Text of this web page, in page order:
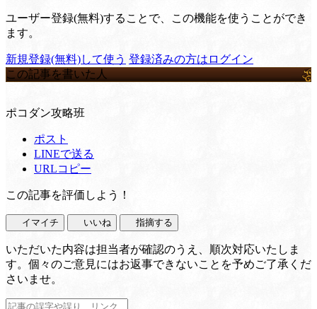
ユーザー登録(無料)することで、この機能を使うことができ
ます。
新規登録(無料)して使う 登録済みの方はログイン
この記事を書いた人
ポコダン攻略班
ポスト
LINEで送る
URLコピー
この記事を評価しよう！
イマイチ いいね 指摘する
いただいた内容は担当者が確認のうえ、順次対応いたしま
す。個々のご意見にはお返事できないことを予めご了承くだ
さいませ。